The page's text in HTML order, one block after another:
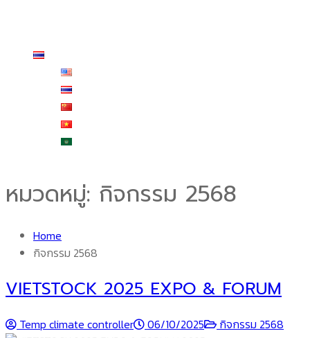
หมวดหมู่: กิจกรรม 2568
Home
กิจกรรม 2568
VIETSTOCK 2025 EXPO & FORUM
Temp climate controller 06/10/2025 กิจกรรม 2568